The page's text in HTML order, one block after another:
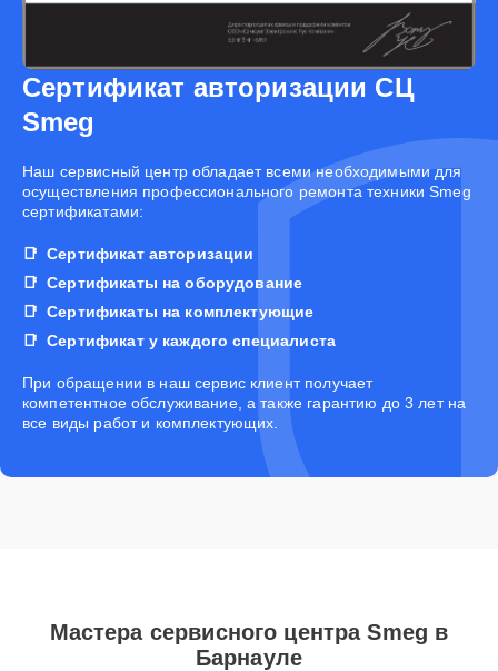
Сертификат авторизации СЦ
Smeg
Наш сервисный центр обладает всеми необходимыми для
осуществления профессионального ремонта техники Smeg
сертификатами:
Сертификат авторизации
Сертификаты на оборудование
Сертификаты на комплектующие
Сертификат у каждого специалиста
При обращении в наш сервис клиент получает
компетентное обслуживание, а также гарантию до 3 лет на
все виды работ и комплектующих.
Мастера сервисного центра Smeg в
Барнауле